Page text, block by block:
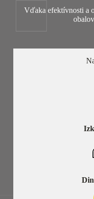
Vďaka efektívnosti a